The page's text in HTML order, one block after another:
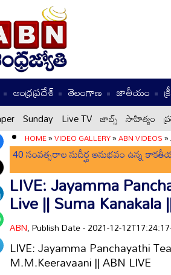
ఆంధ్రప్రదేశ్ తెలంగాణ జాతీయం
Sunday Live TV జాబ్స్ సాహిత్యం
HOME»VIDEO GALLERY»ABN VIDEOS»
40 సంవత్సరాల సుదీర్ఘ అనుభవం ఉన్న
LIVE: Jayamma
Live || Suma
ABN, Publish Date - 2021-12-
LIVE: Jayamma Panchayathi
M.M.Keeravaani || ABN LIVE